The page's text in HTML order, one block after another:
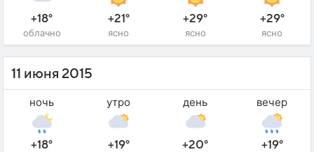
+18°
облачно
+21°
ясно
+29°
ясно
+29°
ясно
11 июня 2015
ночь
+18°
утро
+19°
день
+20°
вечер
+19°